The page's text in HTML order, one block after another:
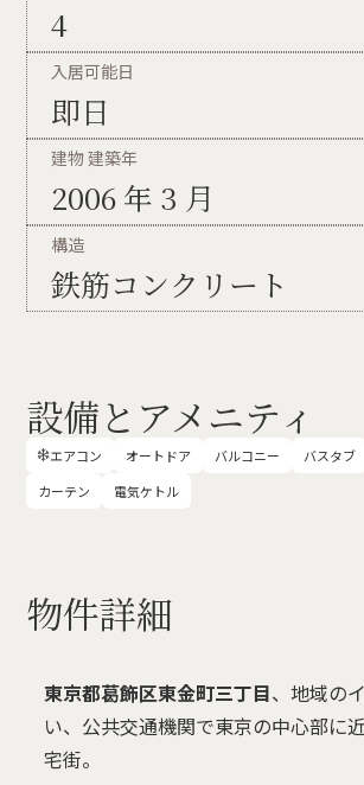
4
入居可能日
即日
建物 建築年
2006 年 3 月
構造
鉄筋コンクリート
設備とアメニティ
エアコン オートドア バルコニー バスタブ
カーテン
電気ケトル
物件詳細
東京都葛飾区東金町三丁目、地域の
い、公共交通機関で東京の中心部に
宅街。